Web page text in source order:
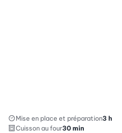
Mise en place et préparation3 h
Cuisson au four30 min